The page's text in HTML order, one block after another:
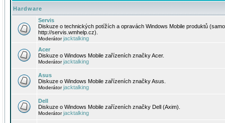
Hardware
Servis
Diskuze o technických potížích a opravách Windows Mobile produktů
http://servis.wmhelp.cz).
Moderátorjacktalking
Acer
Diskuze o Windows Mobile zařízeních značky Acer.
Moderátorjacktalking
Asus
Diskuze o Windows Mobile zařízeních značky Asus.
Moderátorjacktalking
Dell
Diskuze o Windows Mobile zařízeních značky Dell (Axim).
Moderátorjacktalking